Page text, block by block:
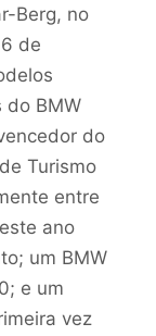
Berg, no
de
do BMW
do
Turismo
entre
ano
um BMW
e um
vez